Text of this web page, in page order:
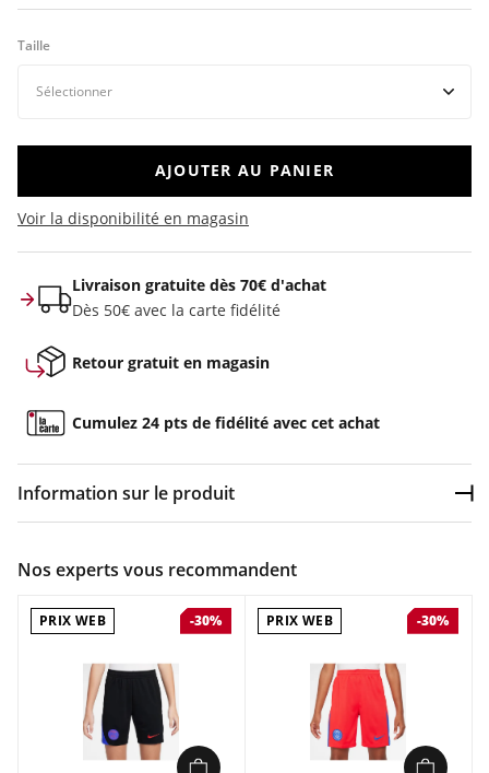
Taille
AJOUTER AU PANIER
Voir la disponibilité en magasin
Livraison gratuite dès 70€ d'achat
Dès 50€ avec la carte fidélité
Retour gratuit en magasin
Cumulez 24 pts de fidélité avec cet achat
Information sur le produit
Short de football Enfant plus âgé Nike PSG Y NK DF STRK
Nos experts vous recommandent
PRIX WEB -30% PRIX WEB -30%